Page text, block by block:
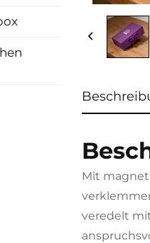
Mit
veredelt